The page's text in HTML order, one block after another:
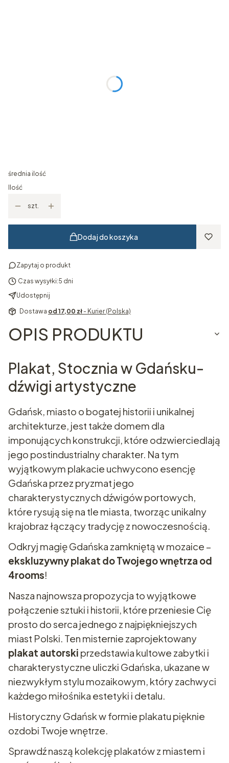
średnia ilość
Ilość
szt.
Dodaj do koszyka
Zapytaj o produkt
Czas wysyłki:5 dni
Udostępnij
Dostawa od 17,00 zł - Kurier (Polska)
OPIS PRODUKTU
Plakat, Stocznia w Gdańsku-
dźwigi artystyczne
Gdańsk, miasto o bogatej historii i unikalnej
architekturze, jest także domem dla
imponujących konstrukcji, które odzwierciedlają
jego postindustrialny charakter. Na tym
wyjątkowym plakacie uchwycono esencję
Gdańska przez pryzmat jego
charakterystycznych dźwigów portowych,
które rysują się na tle miasta, tworząc unikalny
krajobraz łączący tradycję z nowoczesnością.
Odkryj magię Gdańska zamkniętą w mozaice –
ekskluzywny plakat do Twojego wnętrza od
4rooms!
Nasza najnowsza propozycja to wyjątkowe
połączenie sztuki i historii, które przeniesie Cię
prosto do serca jednego z najpiękniejszych
miast Polski. Ten misternie zaprojektowany
plakat autorski przedstawia kultowe zabytki i
charakterystyczne uliczki Gdańska, ukazane w
niezwykłym stylu mozaikowym, który zachwyci
każdego miłośnika estetyki i detalu.
Historyczny Gdańsk w formie plakatu pięknie
ozdobi Twoje wnętrze.
Sprawdź naszą kolekcję plakatów z miastem i